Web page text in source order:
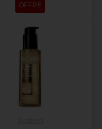
OFFRE